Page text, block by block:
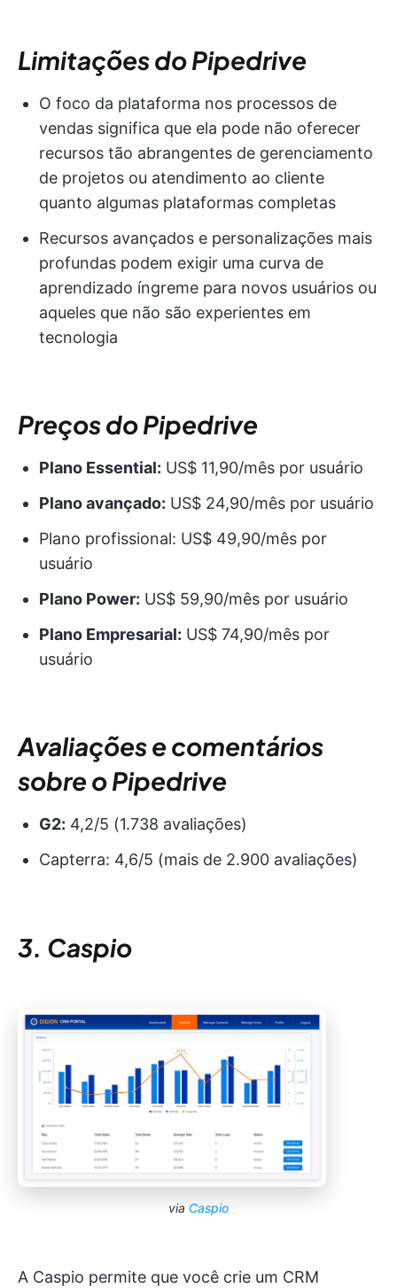
Limitações do Pipedrive
O foco da plataforma nos processos de
vendas significa que ela pode não oferecer
recursos tão abrangentes de gerenciamento
de projetos ou atendimento ao cliente
quanto algumas plataformas completas
Recursos avançados e personalizações mais
profundas podem exigir uma curva de
aprendizado íngreme para novos usuários ou
aqueles que não são experientes em
tecnologia
Preços do Pipedrive
Plano Essential: US$ 11,90/mês por usuário
Plano avançado: US$ 24,90/mês por usuário
Plano profissional: US$ 49,90/mês por
usuário
Plano Power: US$ 59,90/mês por usuário
Plano Empresarial: US$ 74,90/mês por
usuário
Avaliações e comentários
sobre o Pipedrive
G2: 4,2/5 (1.738 avaliações)
Capterra: 4,6/5 (mais de 2.900 avaliações)
3. Caspio
via Caspio
A Caspio permite que você crie um CRM